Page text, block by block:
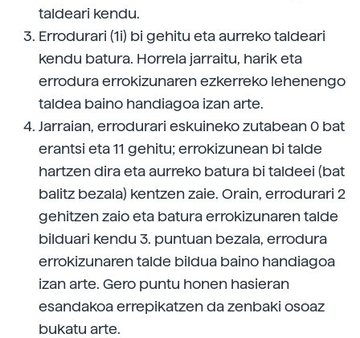
taldeari kendu.
Errodurari (1i) bi gehitu eta aurreko taldeari
kendu batura. Horrela jarraitu, harik eta
errodura errokizunaren ezkerreko lehenengo
taldea baino handiagoa izan arte.
Jarraian, errodurari eskuineko zutabean 0 bat
erantsi eta 11 gehitu; errokizunean bi talde
hartzen dira eta aurreko batura bi taldeei (bat
balitz bezala) kentzen zaie. Orain, errodurari 2
gehitzen zaio eta batura errokizunaren talde
bilduari kendu 3. puntuan bezala, errodura
errokizunaren talde bildua baino handiagoa
izan arte. Gero puntu honen hasieran
esandakoa errepikatzen da zenbaki osoaz
bukatu arte.